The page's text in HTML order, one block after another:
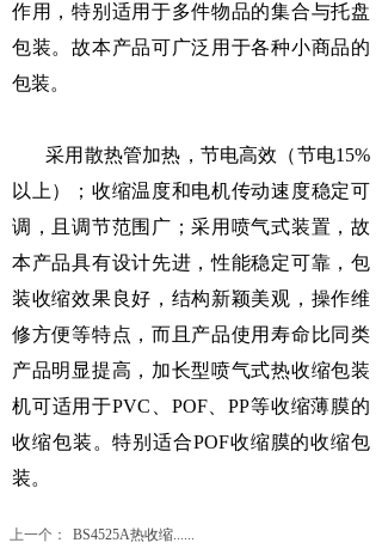
作用，特别适用于多件物品的集合与托盘
包装。故本产品可广泛用于各种小商品的
包装。
采用散热管加热，节电高效（节电15%
以上）；收缩温度和电机传动速度稳定可
调，且调节范围广；采用喷气式装置，故
本产品具有设计先进，性能稳定可靠，包
装收缩效果良好，结构新颖美观，操作维
修方便等特点，而且产品使用寿命比同类
产品明显提高，加长型喷气式热收缩包装
机可适用于PVC、POF、PP等收缩薄膜的
收缩包装。特别适合POF收缩膜的收缩包
装。
上一个：
BS4525A热收缩......